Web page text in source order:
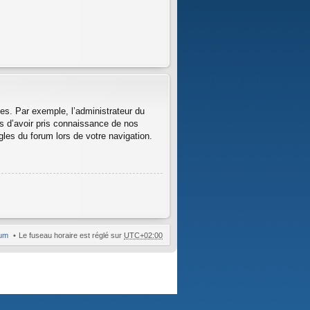
Par exemple, l’administrateur du
pris connaissance de nos
du forum lors de votre navigation.
Le fuseau horaire est réglé sur UTC+02:00